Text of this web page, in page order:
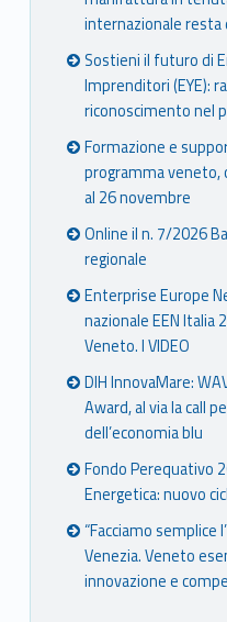
internazionale resta
Sostieni il futuro di
Imprenditori (EYE):
riconoscimento nel
Formazione e
programma veneto,
al 26 novembre
Online il n. 7/2026
regionale
Enterprise Europe
nazionale EEN Italia
Veneto. I VIDEO
DIH InnovaMare:
Award, al via la call
dell’economia blu
Fondo Perequativo
Energetica: nuovo
“Facciamo semplice
Venezia. Veneto
innovazione e